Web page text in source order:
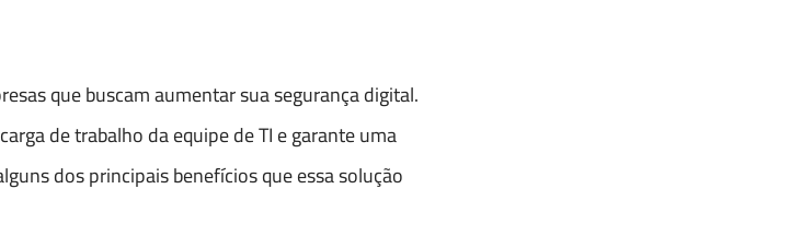
que buscam aumentar sua segurança digital.
de trabalho da equipe de TI e garante uma
dos principais benefícios que essa solução